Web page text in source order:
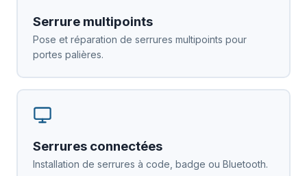
Serrure multipoints
Pose et réparation de serrures multipoints pour
portes palières.
Serrures connectées
Installation de serrures à code, badge ou Bluetooth.